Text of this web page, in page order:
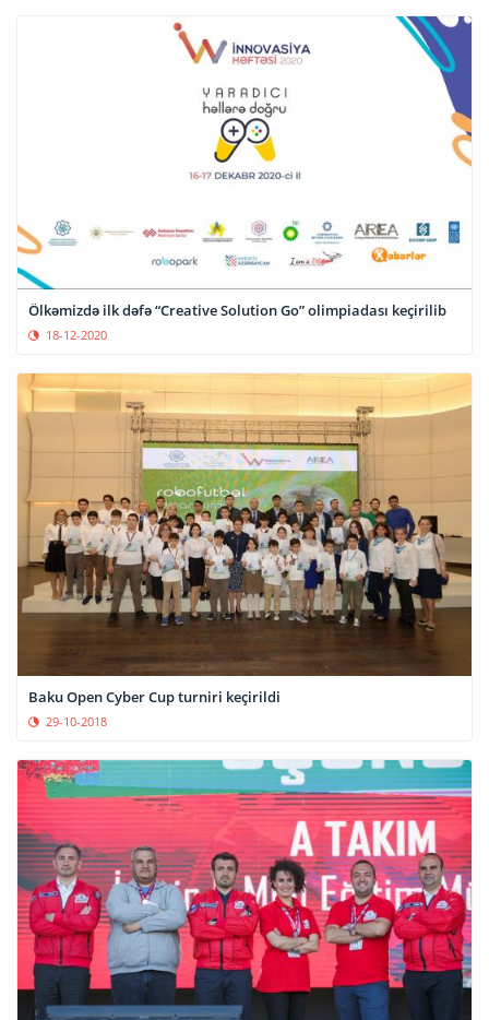
Ölkəmizdə ilk dəfə “Creative Solution Go” olimpiadası keçirilib
18-12-2020
Baku Open Cyber Cup turniri keçirildi
29-10-2018